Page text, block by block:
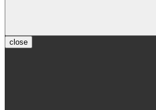
close